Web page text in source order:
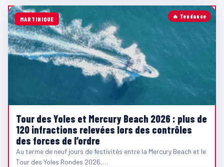
🔥 Tendance
MARTINIQUE
Tour des Yoles et Mercury Beach 2026 : plus de
120 infractions relevées lors des contrôles
des forces de l’ordre
Au terme de neuf jours de festivités entre la Mercury Beach et le
Tour des Yoles Rondes 2026,…